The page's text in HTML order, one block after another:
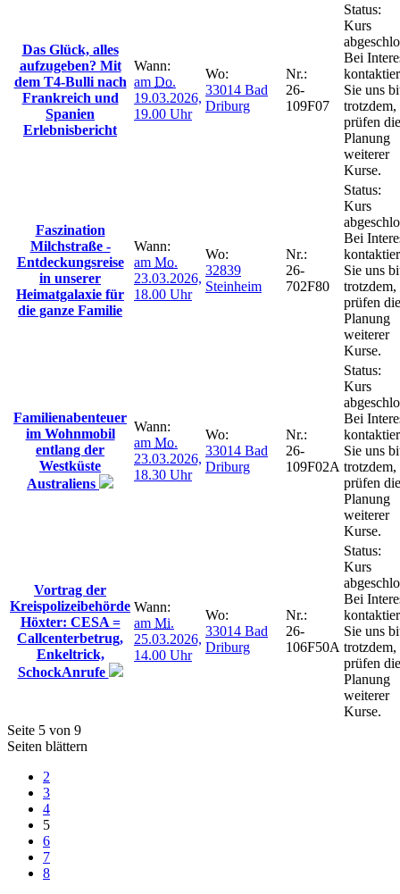
Das Glück, alles
aufzugeben? Mit
dem T4-Bulli nach
Frankreich und
Spanien
Erlebnisbericht
Wann:
am Do.
19.03.2026,
19.00 Uhr
Wo:
33014 Bad
Driburg
Nr.:
26-
109F07
Status:
Kurs
Bei
Sie uns
prüfen die
Planung
weiterer
Kurse.
Faszination
Milchstraße -
Entdeckungsreise
in unserer
Heimatgalaxie für
die ganze Familie
Wann:
am Mo.
23.03.2026,
18.00 Uhr
Wo:
32839
Steinheim
Nr.:
26-
702F80
Status:
Kurs
Bei
Sie uns
prüfen die
Planung
weiterer
Kurse.
Familienabenteuer
im Wohnmobil
entlang der
Westküste
Australiens
Wann:
am Mo.
23.03.2026,
18.30 Uhr
Wo:
33014 Bad
Driburg
Nr.:
26-
109F02A
Status:
Kurs
Bei
Sie uns
prüfen die
Planung
weiterer
Kurse.
Vortrag der
Kreispolizeibehörde
Höxter: CESA =
Callcenterbetrug,
Enkeltrick,
SchockAnrufe
Wann:
am Mi.
25.03.2026,
14.00 Uhr
Wo:
33014 Bad
Driburg
Nr.:
26-
106F50A
Status:
Kurs
Bei
Sie uns
prüfen die
Planung
weiterer
Kurse.
Seite 5 von 9
Seiten blättern
2
3
4
5
6
7
8